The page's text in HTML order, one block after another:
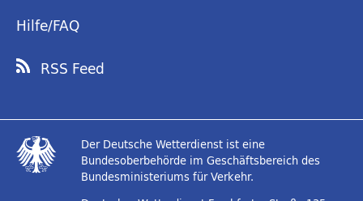
Hilfe/FAQ
RSS Feed
Der Deutsche Wetterdienst ist eine
Bundesoberbehörde im Geschäftsbereich des
Bundesministeriums für Verkehr.